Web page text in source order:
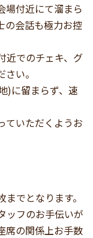
場付近にて溜まら
の会話も極力お控
近でのチェキ、グ
い。
)に留まらず、速
ていただくようお
でとなります。
ッフのお手伝いが
席の関係上お手数